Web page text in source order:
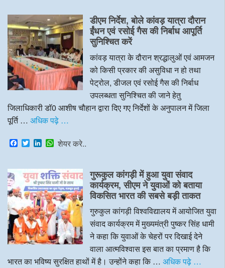
e
b
o
o
k
t
t
e
r
k
e
d
I
n
t
s
A
p
p
डीएम निर्देश, बोले कांवड़ यात्रा दौरान
ईंधन एवं रसोई गैस की निर्बाध आपूर्ति
सुनिश्चित करें
कांवड़ यात्रा के दौरान श्रद्धालुओं एवं आमजन
को किसी प्रकार की असुविधा न हो तथा
पेट्रोल, डीजल एवं रसोई गैस की निर्बाध
उपलब्धता सुनिश्चित की जाने हेतु
जिलाधिकारी डॉ0 आशीष चौहान द्वारा दिए गए निर्देशों के अनुपालन में जिला
पूर्ति … अधिक पढ़े …
F
a
e
b
o
k
T
w
t
t
e
r
L
k
e
d
I
n
W
t
s
A
p
p
शेयर करे..
गुरूकुल कांगड़ी में हुआ युवा संवाद
कार्यक्रम, सीएम ने युवाओं को बताया
विकसित भारत की सबसे बड़ी ताकत
गुरुकुल कांगड़ी विश्वविद्यालय में आयोजित युवा
संवाद कार्यक्रम में मुख्यमंत्री पुष्कर सिंह धामी
ने कहा कि युवाओं के चेहरों पर दिखाई देने
वाला आत्मविश्वास इस बात का प्रमाण है कि
भारत का भविष्य सुरक्षित हाथों में है। उन्होंने कहा कि … अधिक पढ़े …